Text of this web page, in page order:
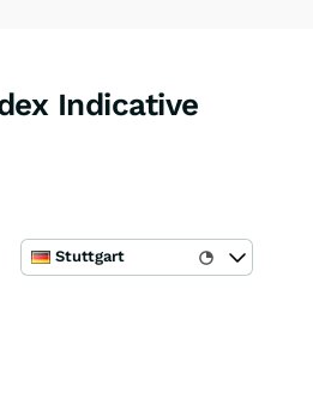
Indicative
Stuttgart